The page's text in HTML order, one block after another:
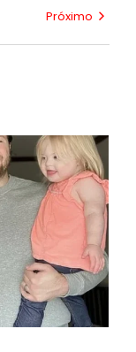
Próximo